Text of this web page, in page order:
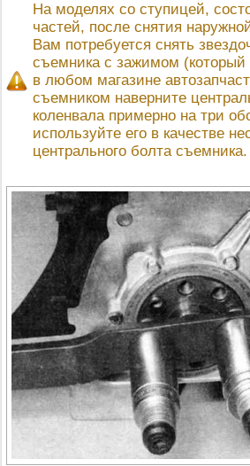
На моделях со ступицей,
частей, после снятия
Вам потребуется снять
съемника с зажимом (который
в любом магазине
съемником наверните
коленвала примерно на три
используйте его в качестве
центрального болта съемника.